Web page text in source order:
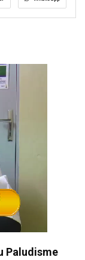
Paludisme